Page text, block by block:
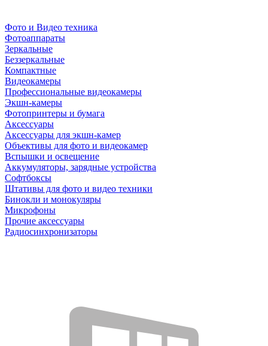
Фото и Видео техника
Фотоаппараты
Зеркальные
Беззеркальные
Компактные
Видеокамеры
Профессиональные видеокамеры
Экшн-камеры
Фотопринтеры и бумага
Аксессуары
Аксессуары для экшн-камер
Объективы для фото и видеокамер
Вспышки и освещение
Аккумуляторы, зарядные устройства
Софтбоксы
Штативы для фото и видео техники
Бинокли и монокуляры
Микрофоны
Прочие аксессуары
Радиосинхронизаторы